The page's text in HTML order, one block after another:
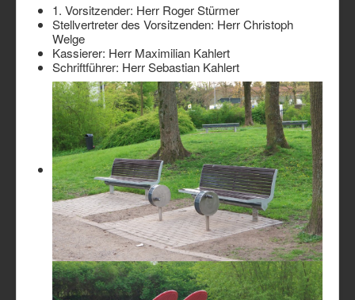
1. Vorsitzender: Herr Roger Stürmer
Stellvertreter des Vorsitzenden: Herr Christoph
Welge
Kassierer: Herr Maximilian Kahlert
Schriftführer: Herr Sebastian Kahlert